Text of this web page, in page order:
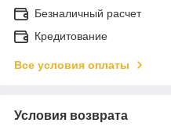
Безналичный расчет
Кредитование
Все условия оплаты
Условия возврата